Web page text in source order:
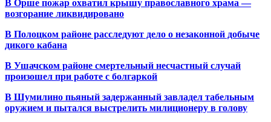
В Орше пожар охватил крышу православного храма —
возгорание ликвидировано
В Полоцком районе расследуют дело о незаконной добыче
дикого кабана
В Ушачском районе смертельный несчастный случай
произошел при работе с болгаркой
В Шумилино пьяный задержанный завладел табельным
оружием и пытался выстрелить милиционеру в голову